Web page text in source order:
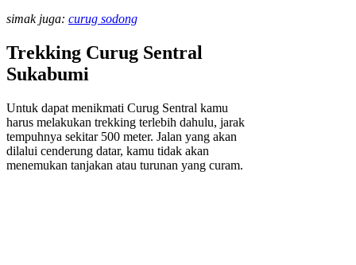
simak juga: curug sodong
Trekking Curug Sentral
Sukabumi
Untuk dapat menikmati Curug Sentral kamu
harus melakukan trekking terlebih dahulu, jarak
tempuhnya sekitar 500 meter. Jalan yang akan
dilalui cenderung datar, kamu tidak akan
menemukan tanjakan atau turunan yang curam.